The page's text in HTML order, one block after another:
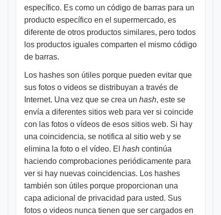
específico. Es como un código de barras para un
producto específico en el supermercado, es
diferente de otros productos similares, pero todos
los productos iguales comparten el mismo código
de barras.
Los hashes son útiles porque pueden evitar que
sus fotos o videos se distribuyan a través de
Internet. Una vez que se crea un hash, este se
envía a diferentes sitios web para ver si coincide
con las fotos o vídeos de esos sitios web. Si hay
una coincidencia, se notifica al sitio web y se
elimina la foto o el vídeo. El hash continúa
haciendo comprobaciones periódicamente para
ver si hay nuevas coincidencias. Los hashes
también son útiles porque proporcionan una
capa adicional de privacidad para usted. Sus
fotos o videos nunca tienen que ser cargados en